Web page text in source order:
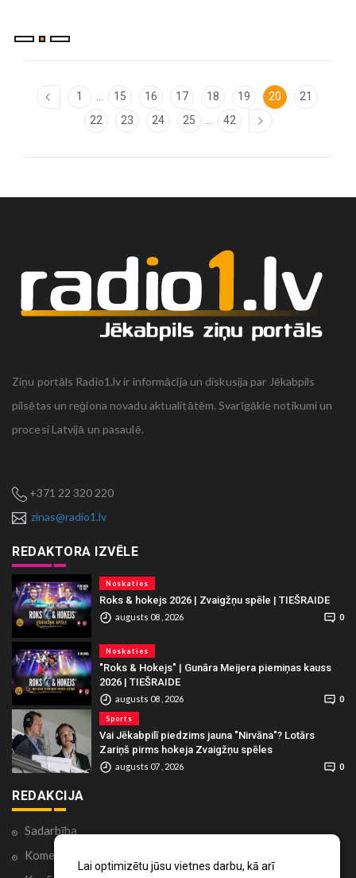
Lai optimizētu jūsu vietnes darbu, kā arī
1 15 16 17 18 19 20
21
22
23 24 25 42
Ziņu portāls Radio1.lv ir informācija un diskusija par Jēkabpils
pilsētas un reģiona novadu aktualitātēm. Svarīgākie notikumi un
procesi Latvijā un pasaulē.
+371 22 320 220
zinas@radio1.lv
REDAKTORA IZVĒLE
Noskaties
Roks & hokejs 2026 | Zvaigžņu spēle | TIEŠRAIDE
augusts 08 , 2026 0
Noskaties
"Roks & Hokejs" | Gunāra Meijera piemiņas kauss
2026 | TIEŠRAIDE
augusts 08 , 2026 0
Sports
Vai Jēkabpilī piedzims jauna "Nirvāna"? Lotārs
Zariņš pirms hokeja Zvaigžņu spēles
augusts 07 , 2026 0
REDAKCIJA
Sadarbība
Komentāri portālā